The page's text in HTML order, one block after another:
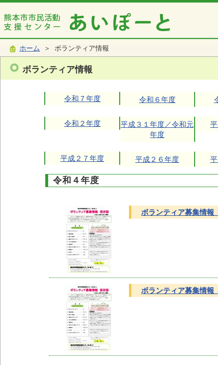
ホーム ＞ ボランティア情報
ボランティア情報
令和７年度 令和６年度
令和２年度
平成３１年度／令和元
年度
平成２７年度 平成２６年度
令和４年度
ボランティア募集情
ボランティア募集情